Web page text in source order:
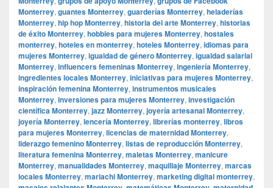
Monterrey, guantes Monterrey, guarderías Monterrey, heladerías
Monterrey, hip hop Monterrey, historia del arte Monterrey, historias
de éxito Monterrey, hobbies para mujeres Monterrey, hostales
monterrey, hoteles en monterrey, hoteles Monterrey, idiomas para
mujeres Monterrey, igualdad de género Monterrey, igualdad salarial
Monterrey, influencers femeninas Monterrey, ingeniería Monterrey,
ingredientes locales Monterrey, iniciativas para mujeres Monterrey,
inspiración femenina Monterrey, instrumentos musicales
Monterrey, inversiones para mujeres Monterrey, investigación
científica Monterrey, jazz Monterrey, joyería artesanal Monterrey,
joyería Monterrey, lencería Monterrey, librerías monterrey, libros
para mujeres Monterrey, licencias de maternidad Monterrey,
liderazgo femenino Monterrey, listas de reproducción Monterrey,
literatura femenina Monterrey, maletas Monterrey, manicure
Monterrey, manualidades Monterrey, maquillaje Monterrey, marcas
locales Monterrey, mariachi Monterrey, marketing digital monterrey,